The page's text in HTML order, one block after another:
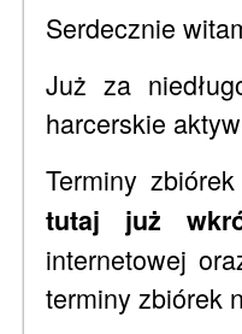
Serdecznie
Już za
harcerskie
Terminy
tutaj już
internetowej
terminy zbiórek